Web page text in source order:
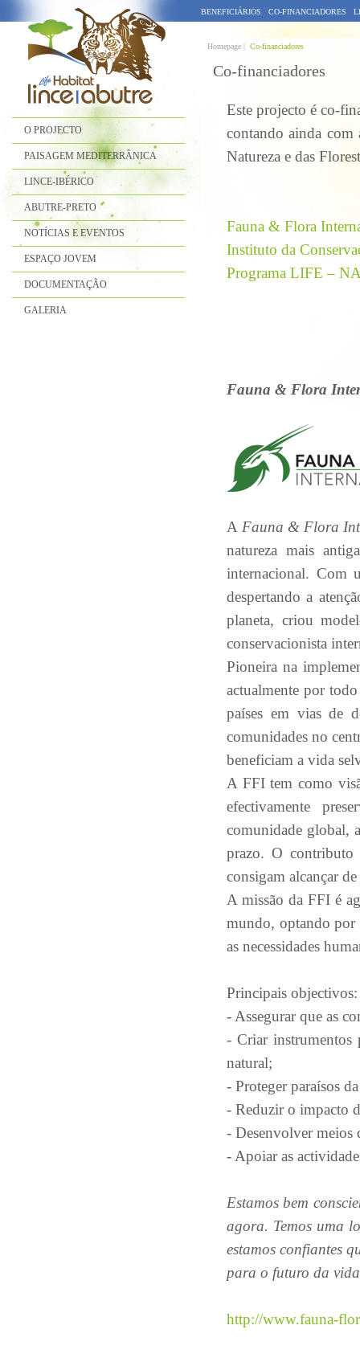
O PROJECTO
PAISAGEM MEDITERRÂNICA
LINCE-IBÉRICO
ABUTRE-PRETO
NOTÍCIAS E EVENTOS
ESPAÇO JOVEM
DOCUMENTAÇÃO
GALERIA
BENEFICIÁRIOS CO-FINANCIADORES
Homepage | Co-financiadores
Co-financiadores
Este projecto é co-
contando ainda
Natureza e das
Fauna & Flora
Instituto da
Programa LIFE –
Fauna & Flora
A Fauna & Flora
natureza mais
internacional. Com
despertando a
planeta, criou
conservacionista
Pioneira na
actualmente por
países em vias de
comunidades no
beneficiam a vida
A FFI tem como
efectivamente
comunidade global,
prazo. O contributo
consigam alcançar
A missão da FFI é
mundo, optando por
as necessidades
Principais objectivos:
- Assegurar que as
- Criar instrumentos
natural;
- Proteger paraísos
- Reduzir o impacto
- Desenvolver meios
- Apoiar as
Estamos bem
agora. Temos uma
estamos confiantes
para o futuro da
http://www.fauna-